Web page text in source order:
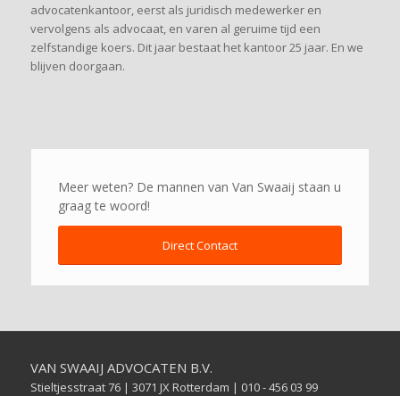
advocatenkantoor, eerst als juridisch medewerker en
vervolgens als advocaat, en varen al geruime tijd een
zelfstandige koers. Dit jaar bestaat het kantoor 25 jaar. En we
blijven doorgaan.
Meer weten? De mannen van Van Swaaij staan u
graag te woord!
Direct Contact
VAN SWAAIJ ADVOCATEN B.V.
Stieltjesstraat 76 | 3071 JX Rotterdam | 010 - 456 03 99